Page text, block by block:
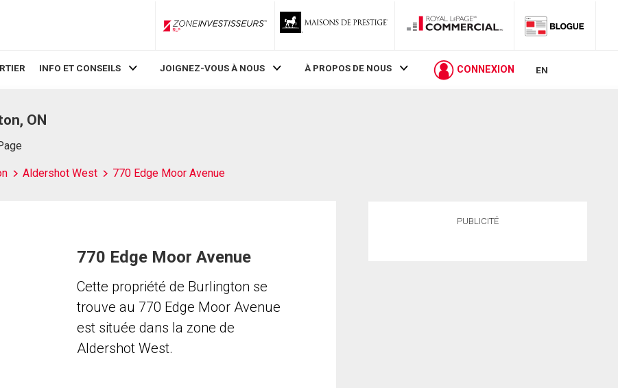
ZoneInvestisseurs RLP
INFO ET CONSEILS JOIGNEZ-VOUS À NOUS À PROPOS DE NOUS CONNEXION EN
ON
Aldershot West 770 Edge Moor Avenue
770 Edge Moor Avenue
Cette propriété de Burlington se
trouve au 770 Edge Moor Avenue
est située dans la zone de
Aldershot West.
PUBLICITÉ